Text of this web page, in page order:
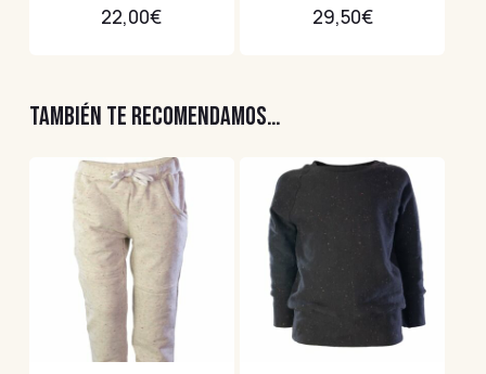
22,00€ 29,50€
TAMBIÉN TE RECOMENDAMOS…